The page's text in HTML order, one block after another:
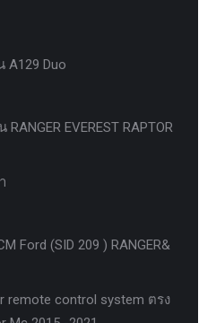
A129 Duo
EVEREST RAPTOR
Ford (SID 209 ) RANGER&
remote control system ตรง